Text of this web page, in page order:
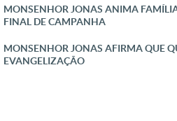
MONSENHOR JONAS ANIMA
FINAL DE CAMPANHA
MONSENHOR JONAS AFIRMA QUE
EVANGELIZAÇÃO